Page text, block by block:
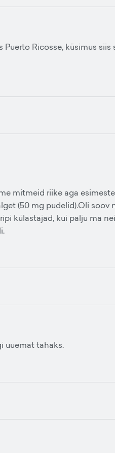
Ricosse, küsimus
mitmeid riike aga
(50 mg pudelid).Oli soov
külastajad, kui palju ma
uuemat tahaks.